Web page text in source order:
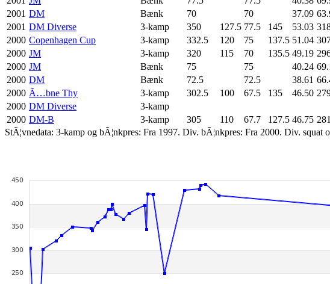
2001 DM Bænk 70 70 37.09
2001 DM Diverse 3-kamp 350 127.5 77.5 145 53.03
2000 Copenhagen Cup 3-kamp 332.5 120 75 137.5 51.04
2000 JM 3-kamp 320 115 70 135.5 49.19
2000 JM Bænk 75 75 40.24
2000 DM Bænk 72.5 72.5 38.61
2000 Ã…bne Thy 3-kamp 302.5 100 67.5 135 46.50
2000 DM Diverse 3-kamp
2000 DM-B 3-kamp 305 110 67.7 127.5 46.75
StÃ¦vnedata: 3-kamp og bÃ¦nkpres: Fra 1997. Div. bÃ¦nkpres: Fra 2000. Div.